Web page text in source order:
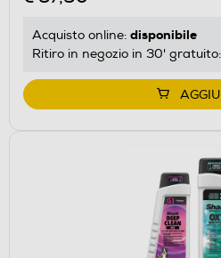
Acquisto online: disponibile
Ritiro in negozio in 30' gratuito: